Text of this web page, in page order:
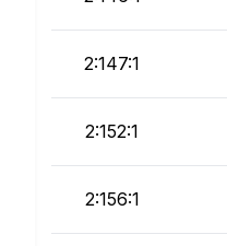
2:147:1
2:152:1
2:156:1